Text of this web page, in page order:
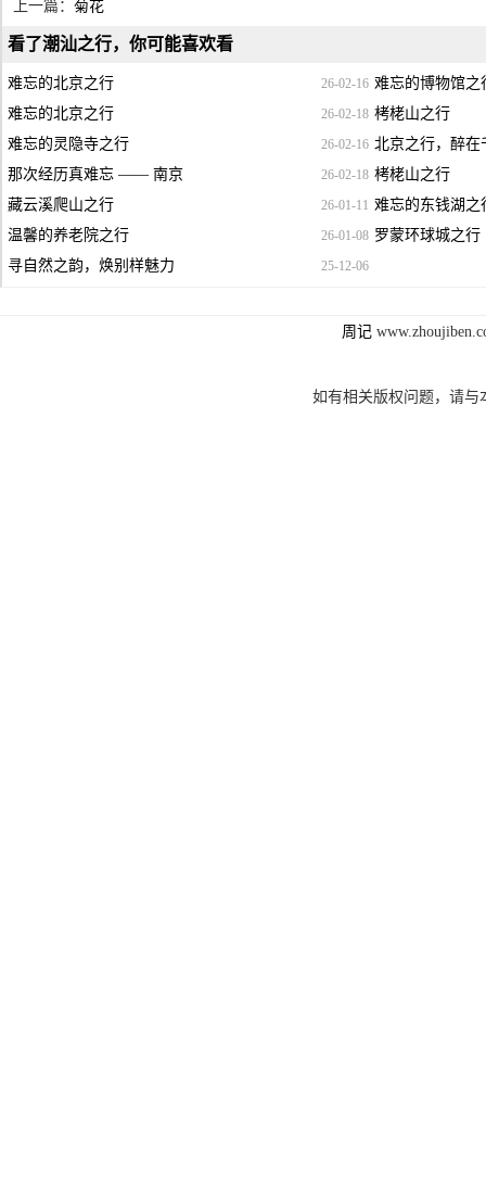
上一篇： 菊花
看了潮汕之行，你可能喜欢看
26-02-16
难忘的北京之行 难忘的博物馆之
26-02-18
难忘的北京之行 栲栳山之行
26-02-16
难忘的灵隐寺之行 北京之行，醉在
26-02-18
那次经历真难忘 —— 南京 栲栳山之行
26-01-11
藏云溪爬山之行 难忘的东钱湖之
26-01-08
温馨的养老院之行 罗蒙环球城之行
25-12-06
寻自然之韵，焕别样魅力
周记
如有相关版权问题，请与